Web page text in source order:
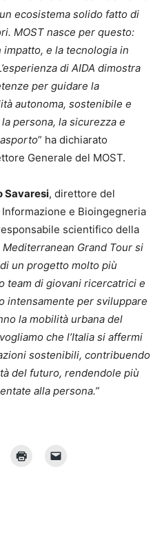
ecosistema solido fatto di
MOST nasce per questo:
impatto, e la tecnologia in
di AIDA dimostra
per guidare la
autonoma, sostenibile e
persona, la sicurezza e
” ha dichiarato
Generale del MOST.
Savaresi, direttore del
e Bioingegneria
scientifico della
Mediterranean Grand Tour si
un progetto molto più
team di giovani ricercatrici e
intensamente per sviluppare
la mobilità urbana del
che l’Italia si affermi
sostenibili, contribuendo
del futuro, rendendole più
alla persona.”